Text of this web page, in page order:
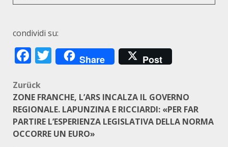
condividi su:
Facebook
Twitter
Share Post
Beitragsnavigation
Zurück
ZONE FRANCHE, L’ARS INCALZA IL GOVERNO
REGIONALE. LAPUNZINA E RICCIARDI: «PER FAR
PARTIRE L’ESPERIENZA LEGISLATIVA DELLA NORMA
OCCORRE UN EURO»